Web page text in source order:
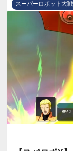
スーパーロボット大